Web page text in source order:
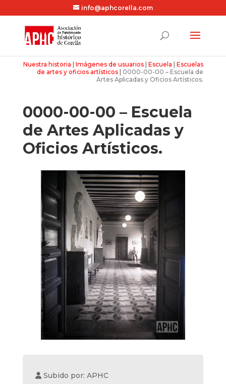
info@aphcorella.com
Nuestra historia |Imágenes de usuarios |Escuela |Escuelas
de artes y oficios artísticos
0000-00-00 – Escuela de
Artes Aplicadas y Oficios Artísticos.
0000-00-00 – Escuela
de Artes Aplicadas y
Oficios Artísticos.
Subido por: APHC